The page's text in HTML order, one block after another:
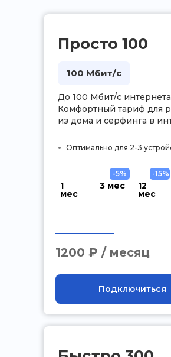
Просто 100
До 100 Мбит/с
Комфортный тариф для
из дома и серфинга в
Подключиться
1200 ₽ / месяц
1
мес
100 Мбит/с
Оптимально для 2-3
3 мес
-5%
12
мес
-15%
.